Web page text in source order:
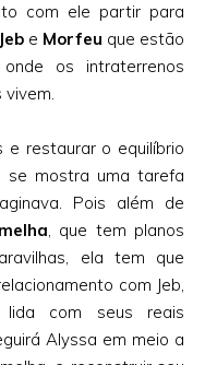
com ele partir para
Jeb e Morfeu que estão
os intraterrenos
vivem.
e restaurar o equilíbrio
se mostra uma tarefa
Pois além de
, que tem planos
ela tem que
com Jeb,
com seus reais
Alyssa em meio a